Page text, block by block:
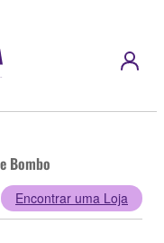
Bombo
Encontrar uma Loja